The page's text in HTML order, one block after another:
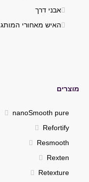
אבני דרך
האיש מאחורי המותג
מוצרים
nanoSmooth pure
Refortify
Resmooth
Rexten
Retexture